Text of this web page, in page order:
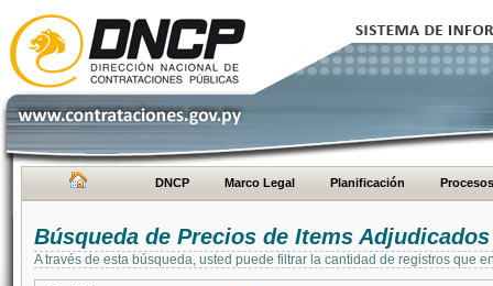
DNCP Marco Legal Planificación Procesos
Búsqueda de Precios de Items Adjudicados
A través de esta búsqueda, usted puede filtrar la cantidad de registros que